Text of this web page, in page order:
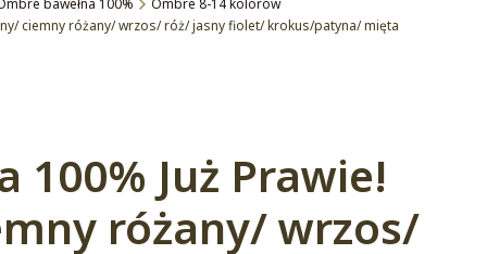
bawełna 100%
Ombre 8-14 kolorów
ciemny różany/ wrzos/ róż/ jasny fiolet/ krokus/patyna/ mięta
100% Już Prawie!
różany/ wrzos/